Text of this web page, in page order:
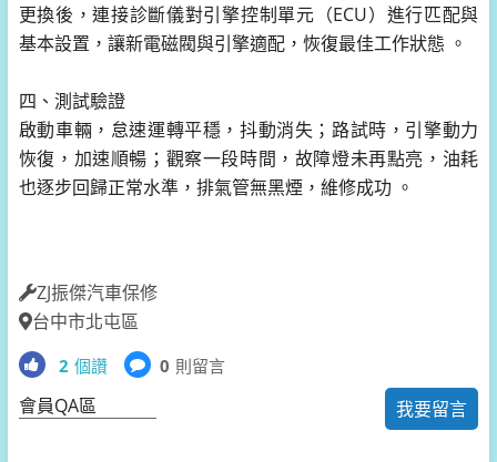
更換後，連接診斷儀對引擎控制單元（ECU）進行匹配與
基本設置，讓新電磁閥與引擎適配，恢復最佳工作狀態 。
四、測試驗證
啟動車輛，怠速運轉平穩，抖動消失；路試時，引擎動力
恢復，加速順暢；觀察一段時間，故障燈未再點亮，油耗
也逐步回歸正常水準，排氣管無黑煙，維修成功 。
ZJ振傑汽車保修
台中市北屯區
2 個讚 0 則留言
我要留言
會員QA區